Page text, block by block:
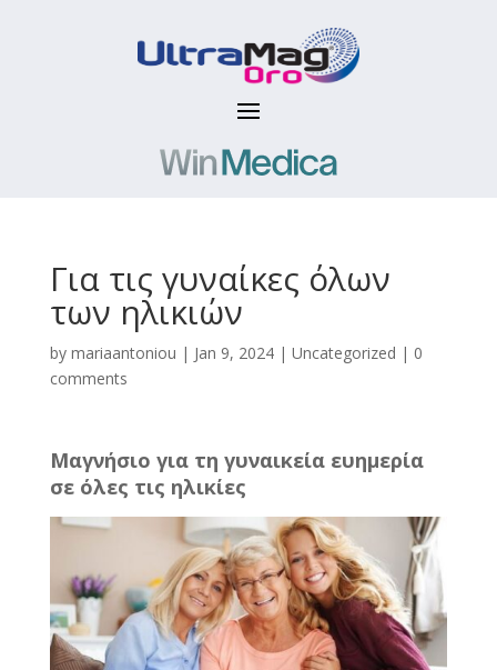
Για τις γυναίκες όλων
των ηλικιών
by mariaantoniou | Jan 9, 2024| Uncategorized | 0
comments
Μαγνήσιο για τη γυναικεία ευημερία
σε όλες τις ηλικίες